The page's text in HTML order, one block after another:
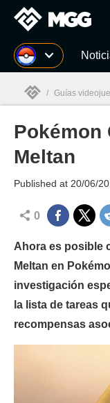
MGG
MGG
/ Guías
Pokémon
Meltan
Published at 20/06/
0
Ahora es posible
Meltan en
investigación
la lista de tareas
recompensas